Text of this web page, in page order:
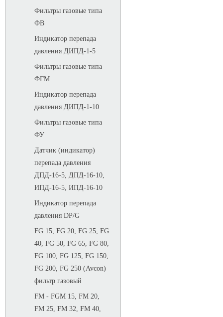
Фильтры газовые типа
ФВ
Индикатор перепада
давления ДИПД-1-5
Фильтры газовые типа
ФГМ
Индикатор перепада
давления ДИПД-1-10
Фильтры газовые типа
ФУ
Датчик (индикатор)
перепада давления
ДПД-16-5, ДПД-16-10,
ИПД-16-5, ИПД-16-10
Индикатор перепада
давления DP/G
FG 15, FG 20, FG 25, FG
40, FG 50, FG 65, FG 80,
FG 100, FG 125, FG 150,
FG 200, FG 250 (Avcon)
фильтр газовый
FM - FGM 15, FM 20,
FM 25, FM 32, FM 40,